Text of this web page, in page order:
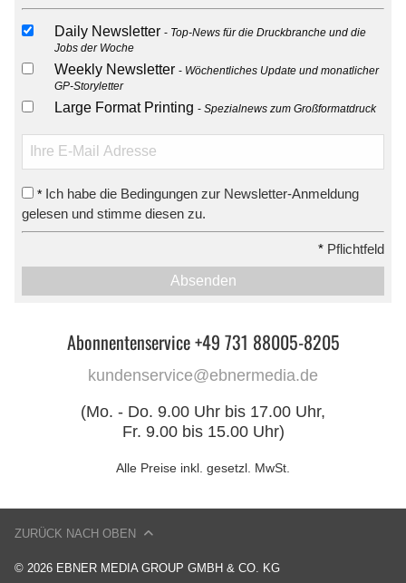
Daily Newsletter
Top-News für die Druckbranche und die
Jobs der Woche
Weekly Newsletter
Wöchentliches Update und monatlicher
GP-Storyletter
Large Format Printing Spezialnews zum Großformatdruck
* Ich habe die Bedingungen zur Newsletter-Anmeldung
gelesen und stimme diesen zu.
* Pflichtfeld
Absenden
Abonnentenservice +49 731 88005-8205
kundenservice@ebnermedia.de
(Mo. - Do. 9.00 Uhr bis 17.00 Uhr,
Fr. 9.00 bis 15.00 Uhr)
Alle Preise inkl. gesetzl. MwSt.
© 2026 EBNER MEDIA GROUP GMBH & CO. KG
ZURÜCK NACH OBEN